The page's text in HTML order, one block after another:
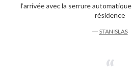
l’arrivée avec la serrure
résidence
―STANISLAS